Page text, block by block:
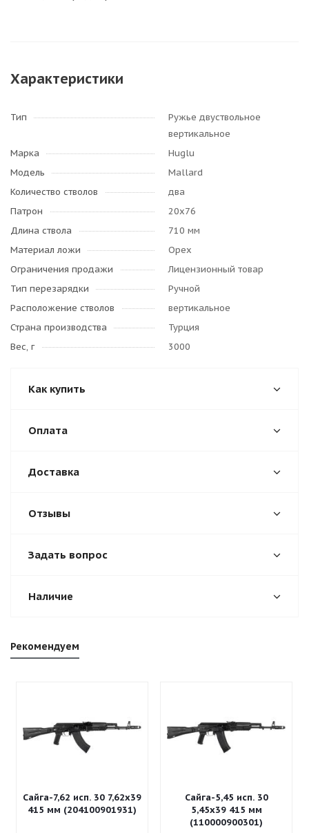
Характеристики
Тип
Ружье двуствольное
вертикальное
Марка
Huglu
Модель
Mallard
Количество стволов
два
Патрон
20х76
Длина ствола
710 мм
Материал ложи
Орех
Ограничения продажи
Лицензионный товар
Тип перезарядки
Ручной
Расположение стволов
вертикальное
Страна производства
Турция
Вес, г
3000
Как купить
Оплата
Доставка
Отзывы
Задать вопрос
Наличие
Рекомендуем
Сайга-7,62 исп. 30 7,62x39
415 мм (204100901931)
Сайга-5,45 исп. 30
5,45x39 415 мм
(110000900301)